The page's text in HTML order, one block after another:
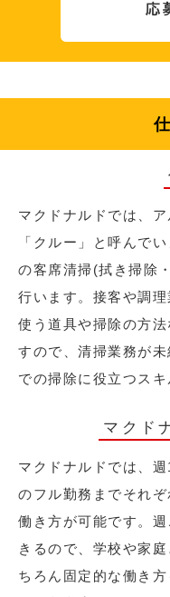
マクドナルドでは、
「クルー」と呼んで
の客席清掃(拭き掃除
行います。接客や調理
使う道具や掃除の方
すので、清掃業務が
での掃除に役立つス
マクド
マクドナルドでは、
のフル勤務までそれ
働き方が可能です。
きるので、学校や家
ちろん固定的な働き